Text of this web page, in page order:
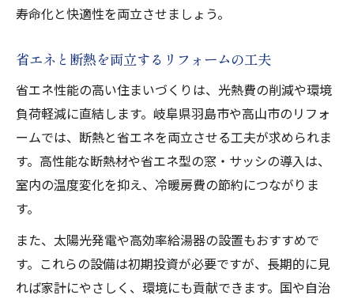
寿命化と快適性を両立させましょう。
省エネと断熱を両立するリフォームの工夫
省エネ性能の高い住まいづくりは、光熱費の削減や環境
負荷軽減に直結します。岐阜県羽島市や高山市のリフォ
ームでは、断熱と省エネを両立させる工夫が求められま
す。高性能な断熱材や省エネ型の窓・サッシの導入は、
室内の温度変化を抑え、冷暖房費の節約につながりま
す。
また、太陽光発電や高効率給湯器の設置もおすすめで
す。これらの設備は初期投資が必要ですが、長期的に見
れば家計にやさしく、環境にも貢献できます。国や自治